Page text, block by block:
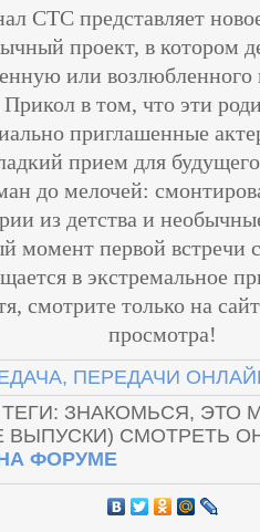
СТС представляет
проект, в котором
или возлюбленного
в том, что эти
приглашенные
прием для
до мелочей:
из детства и
момент первой встречи
в экстремальное
смотрите только на
просмотра!
ПЕРЕДАЧИ
ТЕГИ: ЗНАКОМЬСЯ, ЭТО
ВЫПУСКИ) СМОТРЕТЬ
ФОРУМЕ